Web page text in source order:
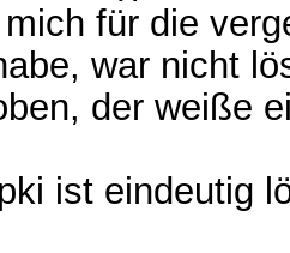
für die
war nicht
der weiße
ist eindeutig